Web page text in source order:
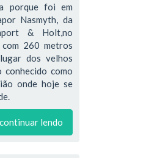
porque foi em
Nasmyth, da
& Holt,no
260 metros
dos velhos
como
onde hoje se
lendo